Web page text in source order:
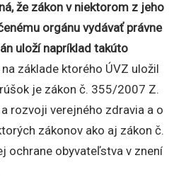
že zákon v niektorom z jeho
orgánu vydávať právne
uloží napríklad takúto
základe ktorého ÚVZ uložil
je zákon č. 355/2007 Z.
rozvoji verejného zdravia a o
zákonov ako aj zákon č.
ochrane obyvateľstva v znení